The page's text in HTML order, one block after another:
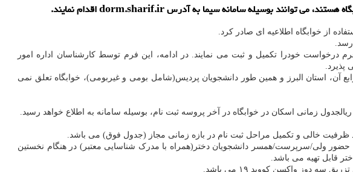
از خوابگاه اطلاعیه ای صادر کرد.
فرم درخواست خودرا تکمیل و ثبت می نمایند. در ادامه، این فرم توسط کارشناسان اداره امور
پذیرد.
آن، استان البرز و همین طور دانشجویان پردیس(شامل بومی و غیربومی)، خوابگاه تعلق نمی
ولی/سرپرست/همسر دانشجویان دختر(همراه با مدرک شناسایی معتبر) در هنگام نخستین
قابل تهیه می باشد.